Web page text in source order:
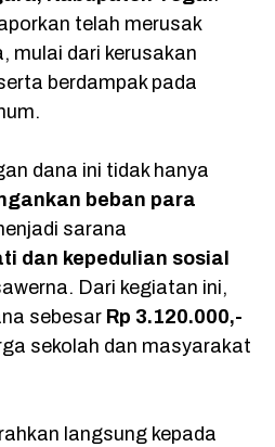
k p m
telah merusak
mulai dari kerusakan
berdampak pada
dana ini tidak hanya
beban para
sarana
dan kepedulian sosial
Dari kegiatan ini,
sebesar Rp 3.120.000,-
sekolah dan masyarakat
langsung kepada